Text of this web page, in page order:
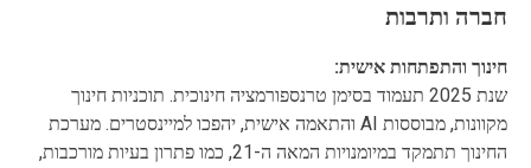
חברה ותרבות
חינוך והתפתחות אישית:
שנת 2025 תעמוד בסימן טרנספורמציה חינוכית. תוכניות חינוך
מקוונות, מבוססות AI והתאמה אישית, יהפכו למיינסטרים. מערכת
החינוך תתמקד במיומנויות המאה ה-21, כמו פתרון בעיות מורכבות,